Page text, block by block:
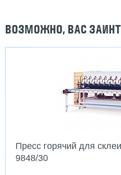
ВОЗМОЖНО, ВАС
Пресс горячий для
9848/30